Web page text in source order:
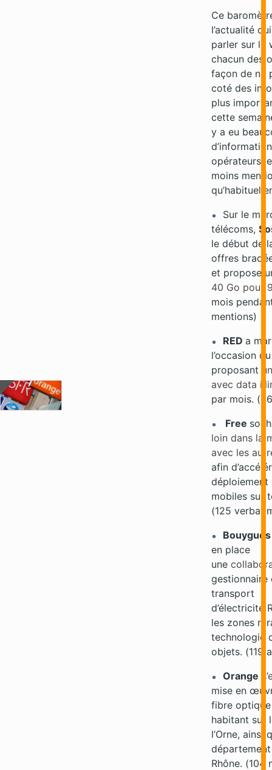
Ce
l’actualité
parler sur le
chacun des
façon de ne
coté des
plus
cette
y a eu
opérateurs,
moins
Sur le
télécoms,
le début de
offres
et propose
40 Go pour
mois
mentions)
RED a
l’occasion
proposant
avec data
par mois.
Free
loin dans la
avec les
afin
déploiement
mobiles sur
(125
en place
une
gestionnaire
transport
d’électricité
les zones
technologie
objets. (119
Orange s’
mise en
fibre
habitant sur
l’Orne, ainsi
Rhône. (104